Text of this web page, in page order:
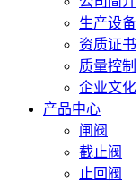
生产设备
资质证书
质量控制
企业文化
产品中心
闸阀
截止阀
止回阀